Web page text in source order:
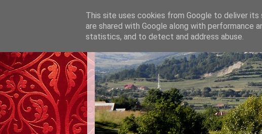
This site uses cookies from Google to deliver
are shared with Google along with performance
statistics, and to detect and address abuse.